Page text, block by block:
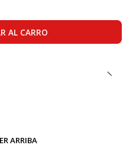
AL CARRO
ARRIBA